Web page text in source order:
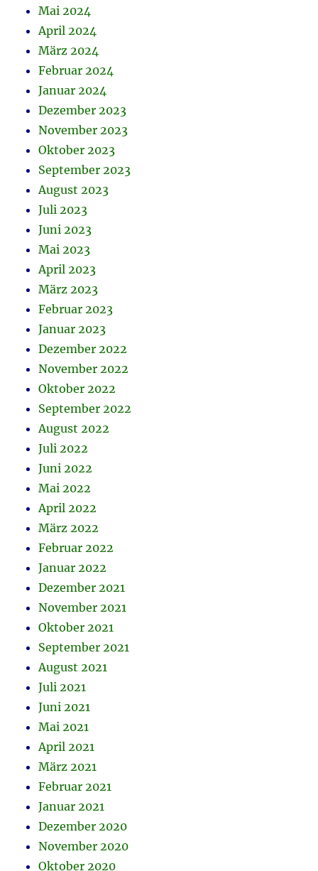
Mai 2024
April 2024
März 2024
Februar 2024
Januar 2024
Dezember 2023
November 2023
Oktober 2023
September 2023
August 2023
Juli 2023
Juni 2023
Mai 2023
April 2023
März 2023
Februar 2023
Januar 2023
Dezember 2022
November 2022
Oktober 2022
September 2022
August 2022
Juli 2022
Juni 2022
Mai 2022
April 2022
März 2022
Februar 2022
Januar 2022
Dezember 2021
November 2021
Oktober 2021
September 2021
August 2021
Juli 2021
Juni 2021
Mai 2021
April 2021
März 2021
Februar 2021
Januar 2021
Dezember 2020
November 2020
Oktober 2020